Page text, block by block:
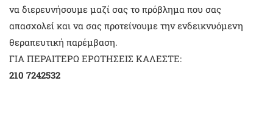
να διερευνήσουμε μαζί σας το πρόβλημα που σας
απασχολεί και να σας προτείνουμε την ενδεικνυόμενη
θεραπευτική παρέμβαση.
ΓΙΑ ΠΕΡΑΙΤΕΡΩ ΕΡΩΤΗΣΕΙΣ ΚΑΛΕΣΤΕ:
210 7242532